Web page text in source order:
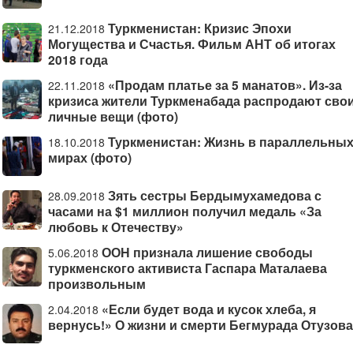
21.12.2018 Туркменистан: Кризис Эпохи
Могущества и Счастья. Фильм АНТ об итогах
2018 года
22.11.2018 «Продам платье за 5 манатов». Из-за
кризиса жители Туркменабада распродают
личные вещи (фото)
18.10.2018 Туркменистан: Жизнь в параллельных
мирах (фото)
28.09.2018 Зять сестры Бердымухамедова с
часами на $1 миллион получил медаль «За
любовь к Отечеству»
5.06.2018 ООН признала лишение свободы
туркменского активиста Гаспара Маталаева
произвольным
2.04.2018 «Если будет вода и кусок хлеба, я
вернусь!» О жизни и смерти Бегмурада Отузова